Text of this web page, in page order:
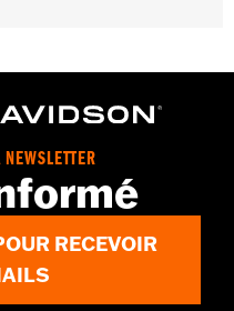
– Go towww.h-
RECEVOIR